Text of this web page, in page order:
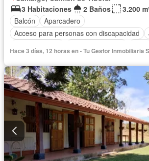
3 Habitaciones
2 Baños
3.200
Balcón
Aparcadero
Acceso para personas con discapacidad
Hace 3 días, 12 horas en - Tu Gestor Inmobiliaria